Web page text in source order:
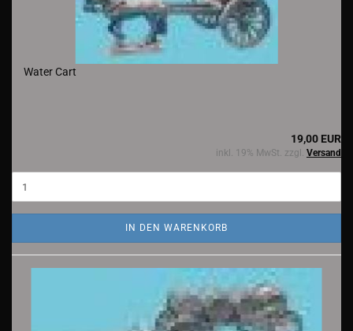
Water Cart
19,00 EUR
inkl. 19% MwSt. zzgl. Versand
IN DEN WARENKORB